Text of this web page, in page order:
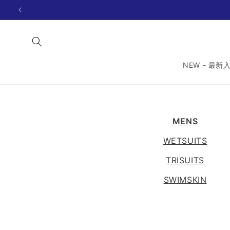
ンツに
進む
NEW - 最新
MENS
WETSUITS
TRISUITS
SWIMSKIN